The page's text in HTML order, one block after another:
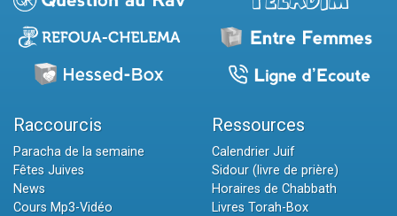
Raccourcis
Paracha de la semaine
Fêtes Juives
News
Cours Mp3-Vidéo
Ressources
Calendrier Juif
Sidour (livre de prière)
Horaires de Chabbath
Livres Torah-Box